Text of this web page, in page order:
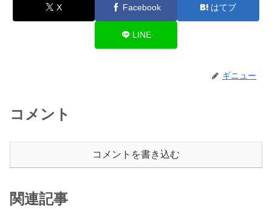
X Facebook はてブ
LINE
ギニュー
コメント
コメントを書き込む
関連記事